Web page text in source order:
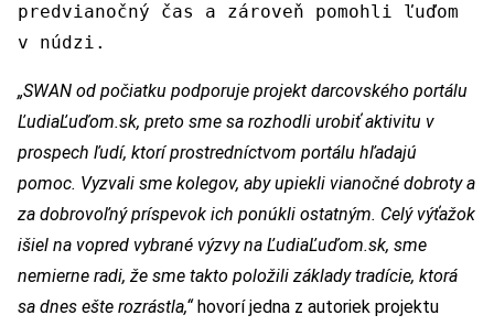
predvianočný čas a zároveň pomohli ľuďom
v núdzi.
„SWAN od počiatku podporuje projekt darcovského portálu
ĽudiaĽuďom.sk, preto sme sa rozhodli urobiť aktivitu v
prospech ľudí, ktorí prostredníctvom portálu hľadajú
pomoc. Vyzvali sme kolegov, aby upiekli vianočné dobroty a
za dobrovoľný príspevok ich ponúkli ostatným. Celý výťažok
išiel na vopred vybrané výzvy na ĽudiaĽuďom.sk, sme
nemierne radi, že sme takto položili základy tradície, ktorá
sa dnes ešte rozrástla,“hovorí jedna z autoriek projektu